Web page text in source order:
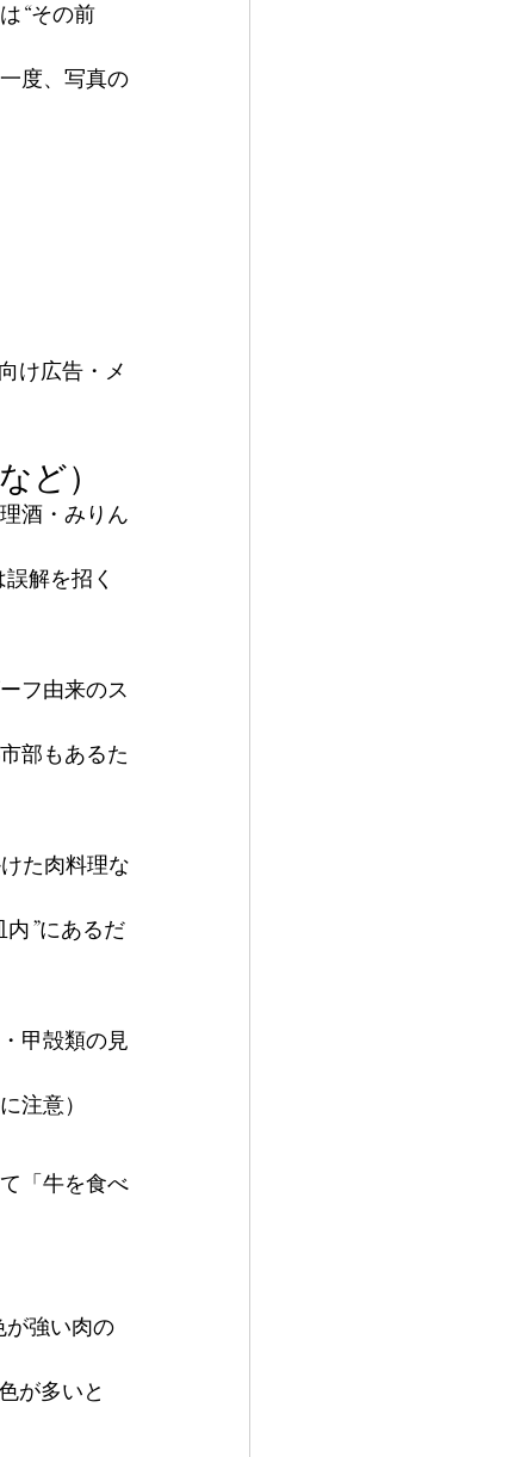
“その前
度、写真の
け広告・メ
ど）
酒・みりん
解を招く
フ由来のス
部もあるた
た肉料理な
内”にあるだ
甲殻類の見
注意）
「牛を食べ
が強い肉の
が多いと